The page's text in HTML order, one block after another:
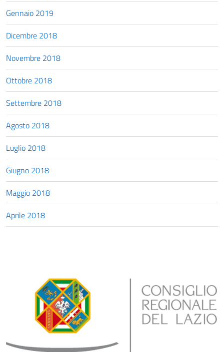
Gennaio 2019
Dicembre 2018
Novembre 2018
Ottobre 2018
Settembre 2018
Agosto 2018
Luglio 2018
Giugno 2018
Maggio 2018
Aprile 2018